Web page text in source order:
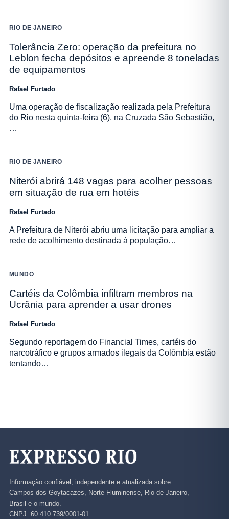
RIO DE JANEIRO
Tolerância Zero: operação da prefeitura no
Leblon fecha depósitos e apreende 8 toneladas
de equipamentos
Rafael Furtado
Uma operação de fiscalização realizada pela Prefeitura
do Rio nesta quinta-feira (6), na Cruzada São Sebastião,
…
RIO DE JANEIRO
Niterói abrirá 148 vagas para acolher pessoas
em situação de rua em hotéis
Rafael Furtado
A Prefeitura de Niterói abriu uma licitação para ampliar a
rede de acolhimento destinada à população…
MUNDO
Cartéis da Colômbia infiltram membros na
Ucrânia para aprender a usar drones
Rafael Furtado
Segundo reportagem do Financial Times, cartéis do
narcotráfico e grupos armados ilegais da Colômbia estão
tentando…
Informação confiável, independente e atualizada sobre
Campos dos Goytacazes, Norte Fluminense, Rio de Janeiro,
Brasil e o mundo.
CNPJ: 60.410.739/0001-01